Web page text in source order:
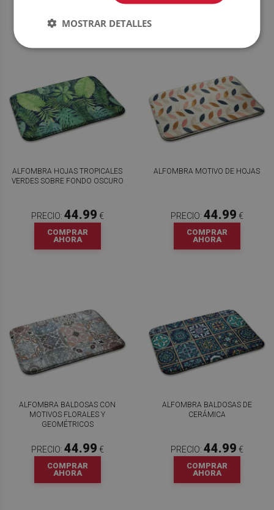
AHORA
ALFOMBRA HOJAS TROPICALES
VERDES SOBRE FONDO OSCURO
PRECIO: 44.99 €
COMPRAR
AHORA
ALFOMBRA MOTIVO DE HOJAS
PRECIO: 44.99 €
COMPRAR
AHORA
ALFOMBRA BALDOSAS CON
MOTIVOS FLORALES Y
GEOMÉTRICOS
PRECIO: 44.99 €
COMPRAR
AHORA
ALFOMBRA BALDOSAS DE
CERÁMICA
PRECIO: 44.99 €
COMPRAR
AHORA
MOSTRAR DETALLES